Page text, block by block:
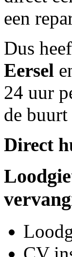
een
Dus
Eersel
24 uur
de
Direct